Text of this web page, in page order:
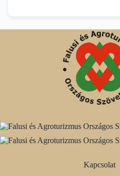
Kapcsolat